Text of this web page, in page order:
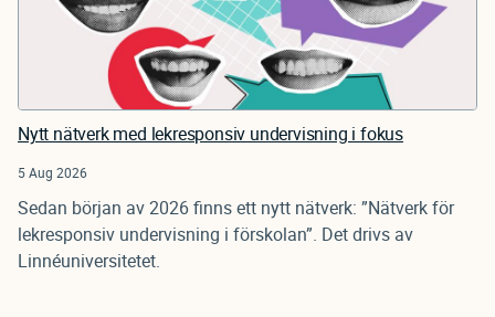
Nytt nätverk med lekresponsiv undervisning i fokus
5 Aug 2026
Sedan början av 2026 finns ett nytt nätverk: ”Nätverk för
lekresponsiv undervisning i förskolan”. Det drivs av
Linnéuniversitetet.